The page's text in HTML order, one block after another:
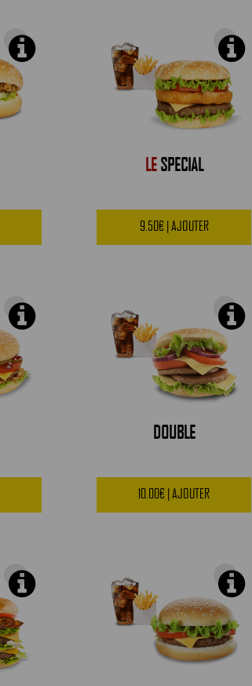
LESPECIAL
9.50€ | AJOUTER
DOUBLE
10.00€ | AJOUTER